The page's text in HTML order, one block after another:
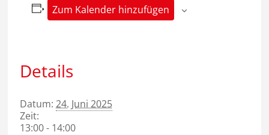
Zum Kalender hinzufügen
Details
Datum: 24. Juni 2025
Zeit:
13:00 - 14:00